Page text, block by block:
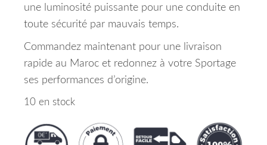
une luminosité puissante pour une conduite en
toute sécurité par mauvais temps.
Commandez maintenant pour une livraison
rapide au Maroc et redonnez à votre Sportage
ses performances d’origine.
10 en stock